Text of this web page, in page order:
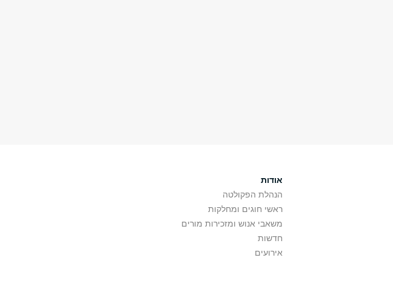
אודות
הנהלת הפקולטה
ראשי חוגים ומחלקות
משאבי אנוש ומזכירות מורים
חדשות
אירועים